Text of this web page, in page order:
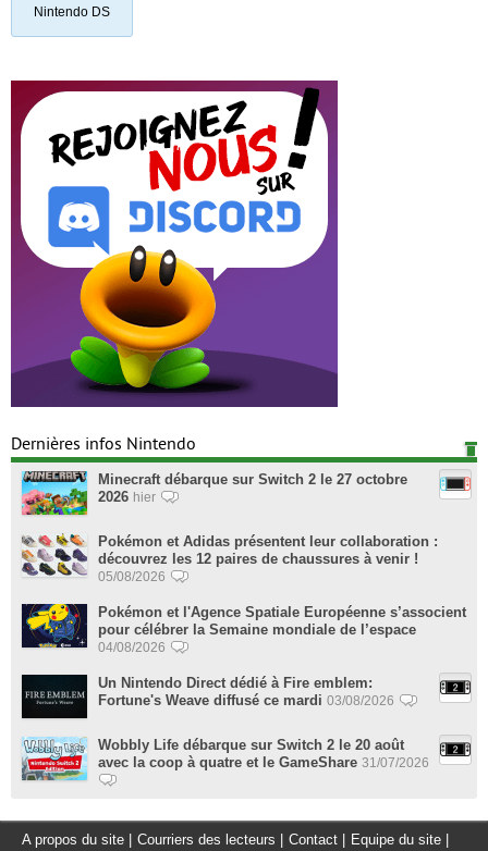
Nintendo DS
Dernières infos Nintendo
Minecraft débarque sur Switch 2 le 27 octobre
2026 hier
Pokémon et Adidas présentent leur collaboration :
découvrez les 12 paires de chaussures à venir !
05/08/2026
Pokémon et l'Agence Spatiale Européenne s’associent
pour célébrer la Semaine mondiale de l’espace
04/08/2026
Un Nintendo Direct dédié à Fire emblem:
Fortune's Weave diffusé ce mardi 03/08/2026
Wobbly Life débarque sur Switch 2 le 20 août
avec la coop à quatre et le GameShare 31/07/2026
A propos du site Courriers des lecteurs Contact Equipe du site